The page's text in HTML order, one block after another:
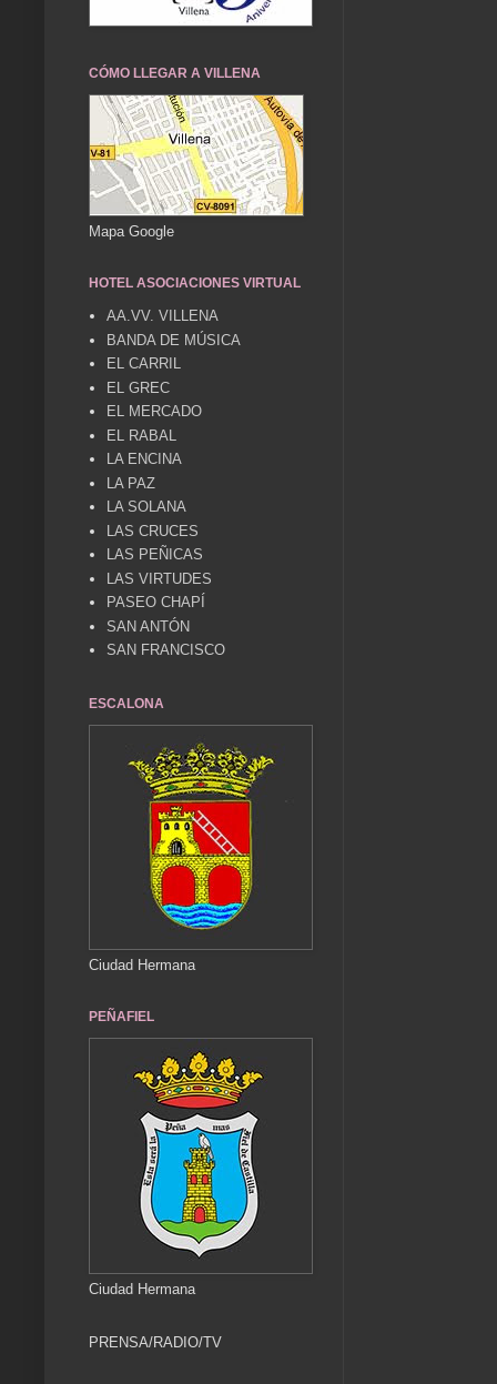
CÓMO LLEGAR A VILLENA
Mapa Google
HOTEL ASOCIACIONES VIRTUAL
AA.VV. VILLENA
BANDA DE MÚSICA
EL CARRIL
EL GREC
EL MERCADO
EL RABAL
LA ENCINA
LA PAZ
LA SOLANA
LAS CRUCES
LAS PEÑICAS
LAS VIRTUDES
PASEO CHAPÍ
SAN ANTÓN
SAN FRANCISCO
ESCALONA
Ciudad Hermana
PEÑAFIEL
Ciudad Hermana
PRENSA/RADIO/TV